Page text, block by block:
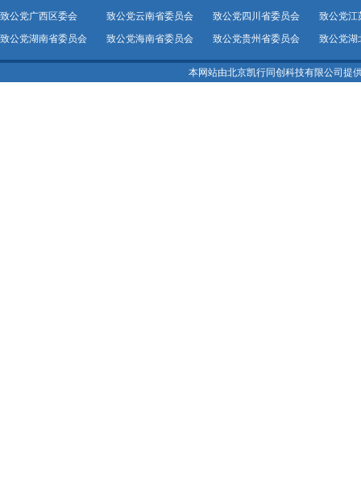
致公党广西区委会
致公党云南省委员会 致公党四川省委员会
致公党江
致公党湖南省委员会
致公党海南省委员会 致公党贵州省委员会 致公党湖
本网站由北京凯行同创科技有限公司提